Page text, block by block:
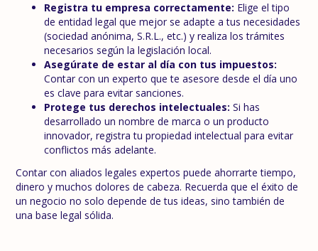
Registra tu empresa correctamente: Elige el tipo
de entidad legal que mejor se adapte a tus necesidades
(sociedad anónima, S.R.L., etc.) y realiza los trámites
necesarios según la legislación local.
Asegúrate de estar al día con tus impuestos:
Contar con un experto que te asesore desde el día uno
es clave para evitar sanciones.
Protege tus derechos intelectuales: Si has
desarrollado un nombre de marca o un producto
innovador, registra tu propiedad intelectual para evitar
conflictos más adelante.
Contar con aliados legales expertos puede ahorrarte tiempo,
dinero y muchos dolores de cabeza. Recuerda que el éxito de
un negocio no solo depende de tus ideas, sino también de
una base legal sólida.